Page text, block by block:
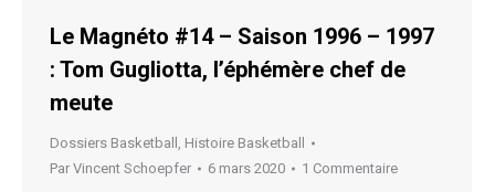
Le Magnéto #14 – Saison 1996 – 1997
: Tom Gugliotta, l’éphémère chef de
meute
Dossiers Basketball , Histoire Basketball
Par Vincent Schoepfer 6 mars 2020 1 Commentaire